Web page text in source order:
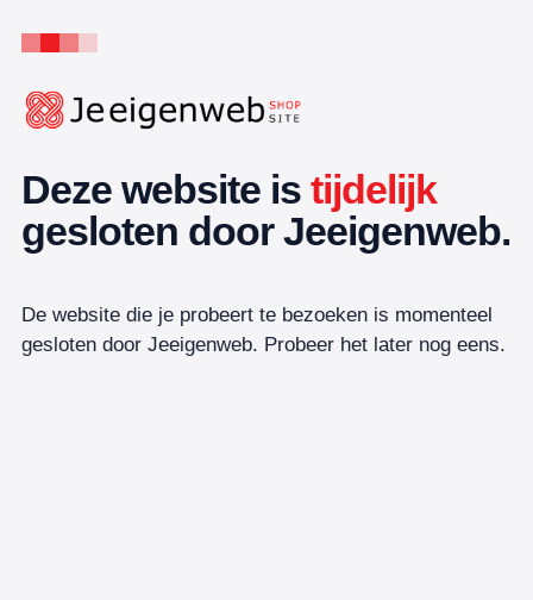
Deze website is tijdelijk
gesloten door Jeeigenweb.
De website die je probeert te bezoeken is momenteel
gesloten door Jeeigenweb. Probeer het later nog eens.